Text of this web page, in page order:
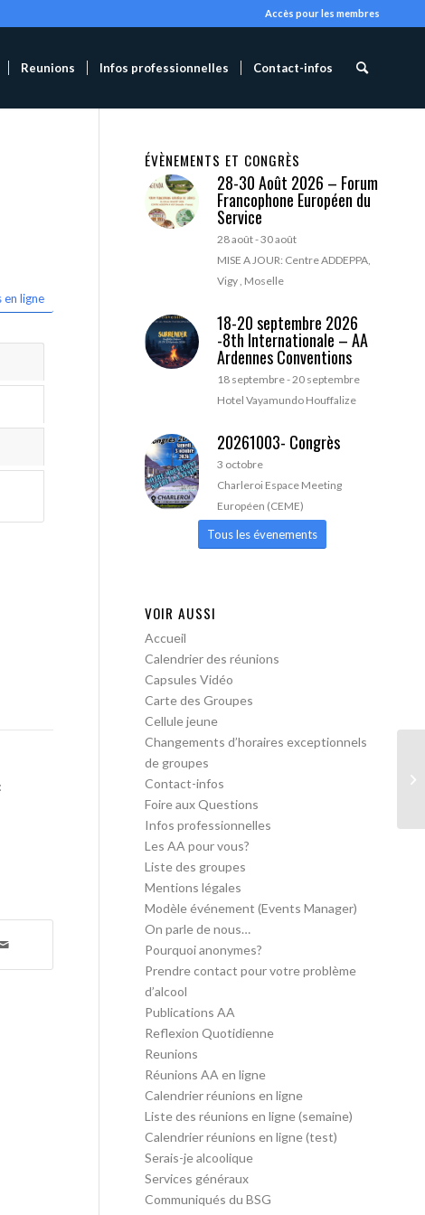
Accès pour les membres
Reunions Infos professionnelles Contact-infos
en ligne
ÉVÈNEMENTS ET CONGRÈS
28-30 Août 2026 – Forum
Francophone Européen du
Service
28 août-30 août
MISE A JOUR: Centre ADDEPPA,
Vigy , Moselle
18-20 septembre 2026
-8th Internationale – AA
Ardennes Conventions
18 septembre-20 septembre
Hotel Vayamundo Houffalize
20261003- Congrès
3 octobre
Charleroi Espace Meeting
Européen (CEME)
Tous les évenements
VOIR AUSSI
Accueil
Calendrier des réunions
Capsules Vidéo
Carte des Groupes
Cellule jeune
Changements d’horaires exceptionnels
de groupes
Contact-infos
Foire aux Questions
Infos professionnelles
Les AA pour vous?
Liste des groupes
Mentions légales
Modèle événement (Events Manager)
On parle de nous…
Pourquoi anonymes?
Prendre contact pour votre problème
d’alcool
Publications AA
Reflexion Quotidienne
Reunions
Réunions AA en ligne
Calendrier réunions en ligne
Liste des réunions en ligne (semaine)
Calendrier réunions en ligne (test)
Serais-je alcoolique
Services généraux
Communiqués du BSG
A